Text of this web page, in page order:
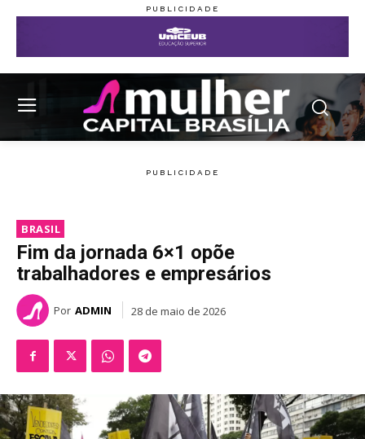
BRASIL
Fim da jornada 6×1 opõe
trabalhadores e empresários
Por ADMIN 28 de maio de 2026